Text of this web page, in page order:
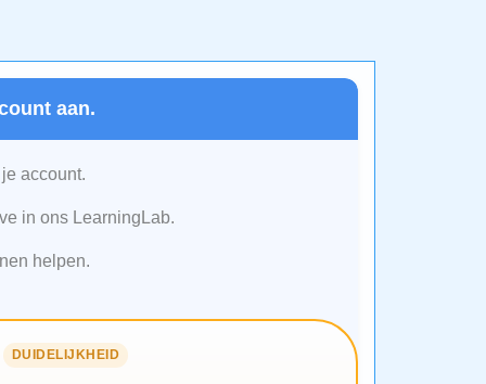
aan.
account.
in ons LearningLab.
helpen.
DUIDELIJKHEID